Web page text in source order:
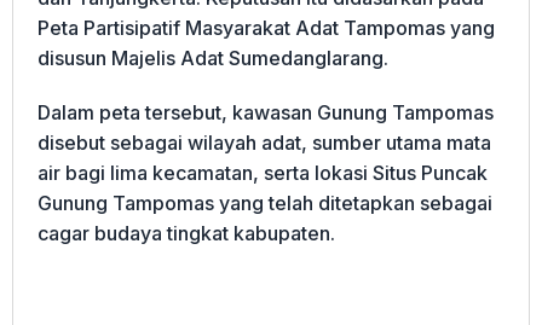
Peta Partisipatif Masyarakat Adat Tampomas yang
disusun Majelis Adat Sumedanglarang.
Dalam peta tersebut, kawasan Gunung Tampomas
disebut sebagai wilayah adat, sumber utama mata
air bagi lima kecamatan, serta lokasi Situs Puncak
Gunung Tampomas yang telah ditetapkan sebagai
cagar budaya tingkat kabupaten.